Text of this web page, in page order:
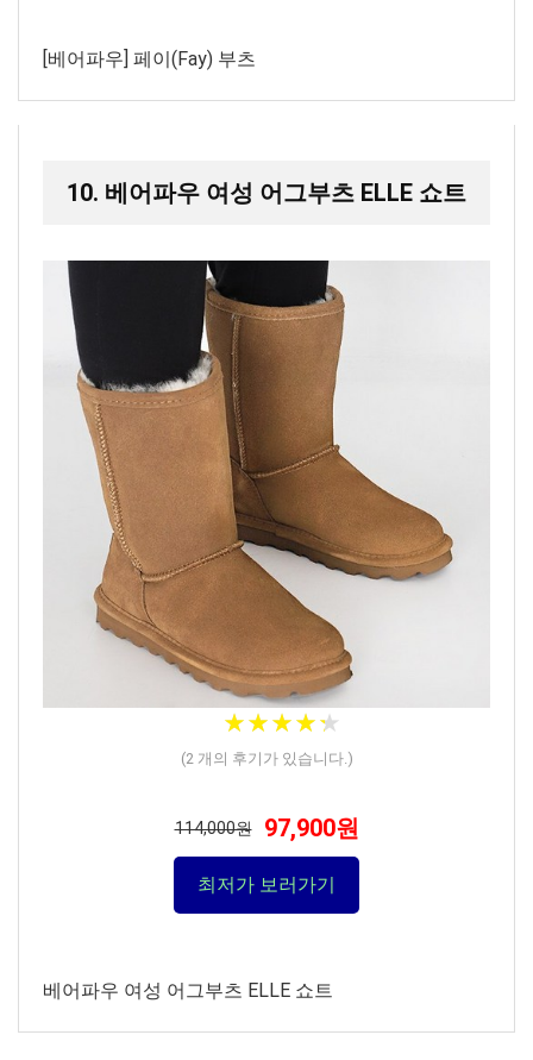
[베어파우] 페이(Fay) 부츠
10. 베어파우 여성 어그부츠 ELLE 쇼트
★★★★★
★★★★★
(2개의 후기가 있습니다.)
114,000원 97,900원
최저가 보러가기
베어파우 여성 어그부츠 ELLE 쇼트